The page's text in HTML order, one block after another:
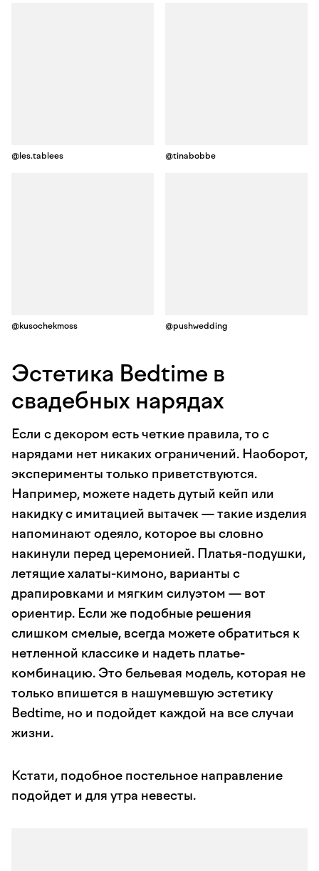
@les.tablees @tinabobbe
@kusochekmoss @pushwedding
Эстетика Bedtime в
свадебных нарядах
Если с декором есть четкие правила, то с
нарядами нет никаких ограничений. Наоборот,
эксперименты только приветствуются.
Например, можете надеть дутый кейп или
накидку с имитацией вытачек — такие изделия
напоминают одеяло, которое вы словно
накинули перед церемонией. Платья-подушки,
летящие халаты-кимоно, варианты с
драпировками и мягким силуэтом — вот
ориентир. Если же подобные решения
слишком смелые, всегда можете обратиться к
нетленной классике и надеть платье-
комбинацию. Это бельевая модель, которая не
только впишется в нашумевшую эстетику
Bedtime, но и подойдет каждой на все случаи
жизни.
Кстати, подобное постельное направление
подойдет и для утра невесты.